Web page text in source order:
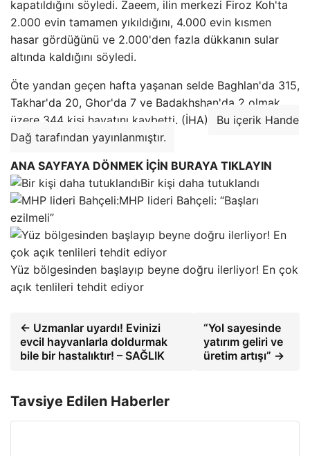
kapatıldığını söyledi. Zaeem, ilin merkezi Firoz Koh'ta
2.000 evin tamamen yıkıldığını, 4.000 evin kısmen
hasar gördüğünü ve 2.000'den fazla dükkanın sular
altında kaldığını söyledi.
Öte yandan geçen hafta yaşanan selde Baghlan'da 315,
Takhar'da 20, Ghor'da 7 ve Badakhshan'da 2 olmak
üzere 344 kişi hayatını kaybetti. (İHA)
Bu içerik Hande
Dağ tarafından yayınlanmıştır.
ANA SAYFAYA DÖNMEK İÇİN BURAYA TIKLAYIN
Bir kişi daha tutuklandı
MHP lideri Bahçeli: “Başları
ezilmeli”
Yüz bölgesinden başlayıp beyne doğru ilerliyor! En çok
açık tenlileri tehdit ediyor
← Uzmanlar uyardı! Evinizi
evcil hayvanlarla doldurmak
bile bir hastalıktır! – SAĞLIK
“Yol sayesinde
yatırım geliri ve
üretim artışı” →
Tavsiye Edilen Haberler